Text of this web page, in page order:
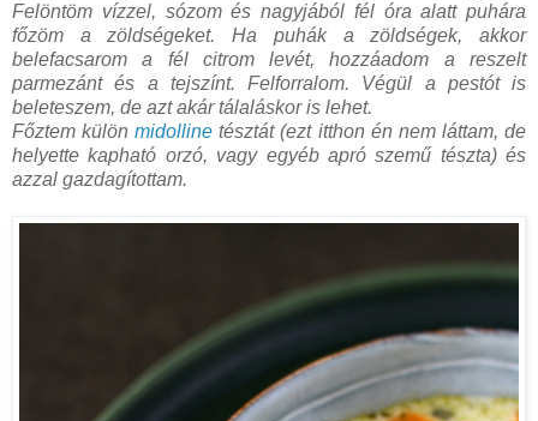
Felöntöm vízzel, sózom és nagyjából fél óra alatt puhára
főzöm a zöldségeket. Ha puhák a zöldségek, akkor
belefacsarom a fél citrom levét, hozzáadom a reszelt
parmezánt és a tejszínt. Felforralom. Végül a pestót is
beleteszem, de azt akár tálaláskor is lehet.
Főztem különmidolline tésztát (ezt itthon én nem láttam, de
helyette kapható orzó, vagy egyéb apró szemű tészta) és
azzal gazdagítottam.